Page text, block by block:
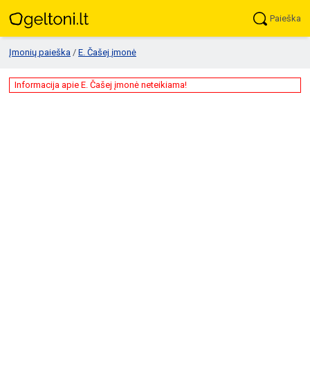
Paieška
Įmonių paieška / E. Čašej įmonė
Informacija apie E. Čašej įmonė neteikiama!